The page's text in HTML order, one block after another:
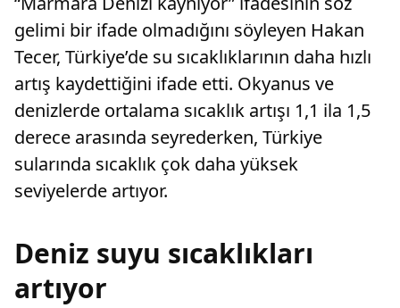
gelimi bir ifade olmadığını söyleyen Hakan
Tecer, Türkiye’de su sıcaklıklarının daha hızlı
artış kaydettiğini ifade etti. Okyanus ve
denizlerde ortalama sıcaklık artışı 1,1 ila 1,5
derece arasında seyrederken, Türkiye
sularında sıcaklık çok daha yüksek
seviyelerde artıyor.
Deniz suyu sıcaklıkları
artıyor